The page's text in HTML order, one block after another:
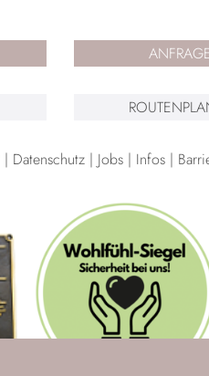
Datenschutz Jobs Infos